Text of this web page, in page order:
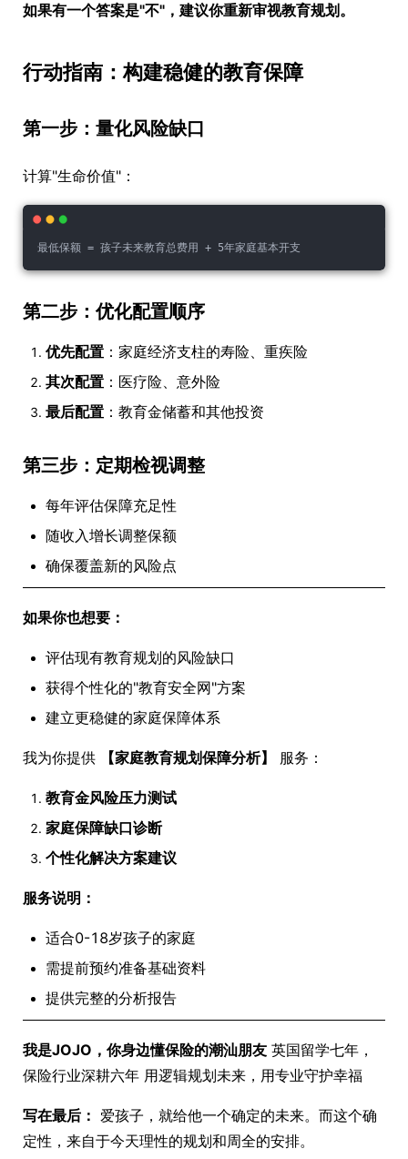
如果有一个答案是"不"，建议你重新审视教育规划。
行动指南：构建稳健的教育保障
第一步：量化风险缺口
计算"生命价值"：
最低保额 = 孩子未来教育总费用 + 5年家庭基本开支
第二步：优化配置顺序
优先配置 ：家庭经济支柱的寿险、重疾险
其次配置 ：医疗险、意外险
最后配置 ：教育金储蓄和其他投资
第三步：定期检视调整
每年评估保障充足性
随收入增长调整保额
确保覆盖新的风险点
如果你也想要：
评估现有教育规划的风险缺口
获得个性化的"教育安全网"方案
建立更稳健的家庭保障体系
我为你提供 【家庭教育规划保障分析】 服务：
教育金风险压力测试
家庭保障缺口诊断
个性化解决方案建议
服务说明：
适合0-18岁孩子的家庭
需提前预约准备基础资料
提供完整的分析报告
我是JOJO，你身边懂保险的潮汕朋友 英国留学七年，
保险行业深耕六年 用逻辑规划未来，用专业守护幸福
写在最后： 爱孩子，就给他一个确定的未来。而这个确
定性，来自于今天理性的规划和周全的安排。